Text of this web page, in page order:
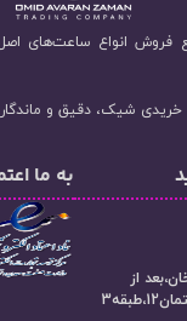
فروش انواع ساعت‌های
خریدی شیک، دقیق و
از
به ما